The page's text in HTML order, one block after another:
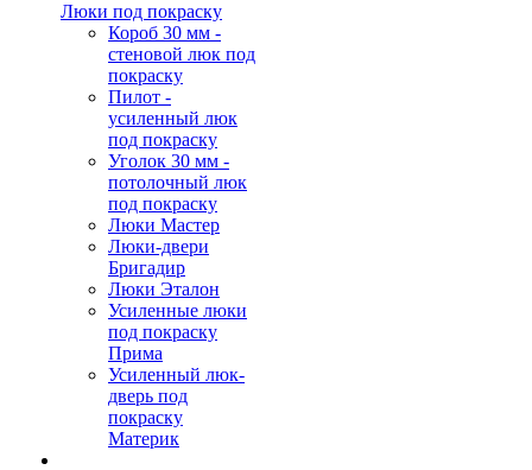
Люки под покраску
Короб 30 мм -
стеновой люк под
покраску
Пилот -
усиленный люк
под покраску
Уголок 30 мм -
потолочный люк
под покраску
Люки Мастер
Люки-двери
Бригадир
Люки Эталон
Усиленные люки
под покраску
Прима
Усиленный люк-
дверь под
покраску
Материк